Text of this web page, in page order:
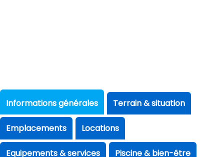
Informations générales Terrain & situation
Emplacements Locations
Equipements & services Piscine & bien-être